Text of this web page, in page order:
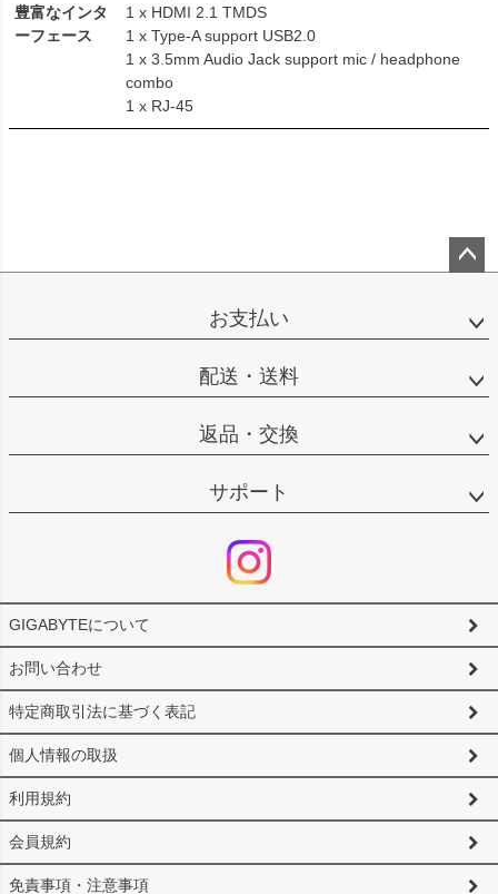
豊富なインタ
ーフェース
1 x HDMI 2.1 TMDS
1 x Type-A support USB2.0
1 x 3.5mm Audio Jack support mic / headphone
combo
1 x RJ-45
ップ
お支払い
配送・送料
返品・交換
サポート
GIGABYTEについて
お問い合わせ
特定商取引法に基づく表記
個人情報の取扱
利用規約
会員規約
免責事項・注意事項